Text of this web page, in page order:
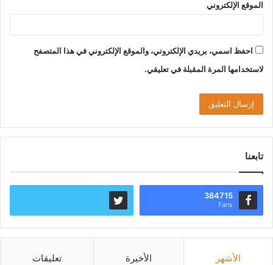
الموقع الإلكتروني
احفظ اسمي، بريدي الإلكتروني، والموقع الإلكتروني في هذا المتصفح
لاستخدامها المرة المقبلة في تعليقي.
تابعنا
384715
Fans
الأشهر الأخيرة تعليقات